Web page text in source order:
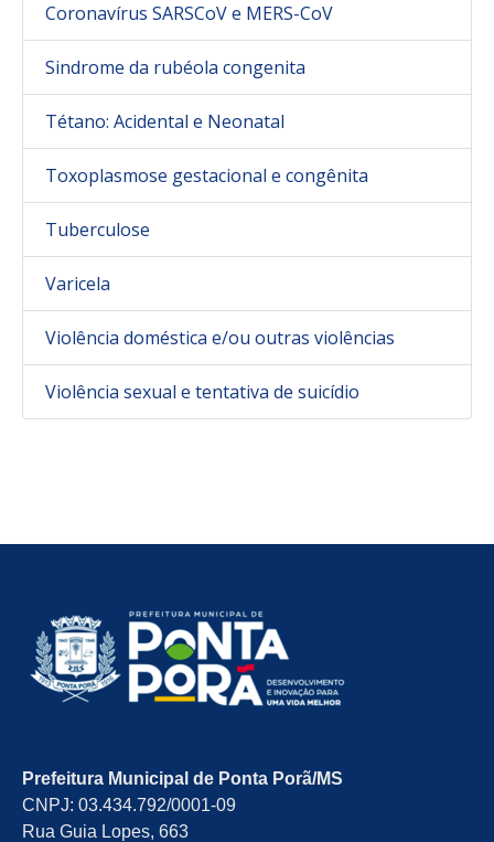
Coronavírus SARSCoV e MERS-CoV
Sindrome da rubéola congenita
Tétano: Acidental e Neonatal
Toxoplasmose gestacional e congênita
Tuberculose
Varicela
Violência doméstica e/ou outras violências
Violência sexual e tentativa de suicídio
Prefeitura Municipal de Ponta Porã/MS
CNPJ: 03.434.792/0001-09
Rua Guia Lopes, 663